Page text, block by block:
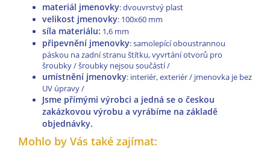
materiál jmenovky: dvouvrstvý plast
velikost jmenovky: 100x60 mm
síla materiálu: 1,6 mm
připevnění jmenovky: samolepící oboustrannou
páskou na zadní stranu štítku, vyvrtání otvorů pro
šroubky / šroubky nejsou součástí /
umístnění jmenovky: interiér, exteriér / jmenovka je bez
UV úpravy /
Jsme přímými výrobci a jedná se o českou
zakázkovou výrobu a vyrábíme na základě
objednávky.
Mohlo by Vás také zajímat: